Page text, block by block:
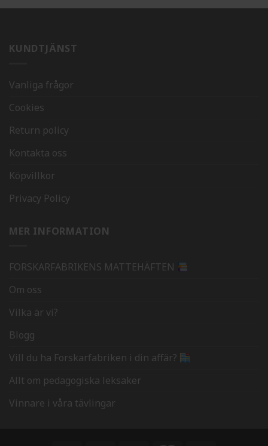
KUNDTJÄNST
Vanliga frågor
Cookies
Return policy
Kontakta oss
Köpvillkor
Privacy Policy
MER INFORMATION
FORSKARFABRIKENS MATTEHÄFTEN
Om oss
Vilka är vi?
Blogg
Vill du ha Forskarfabriken i din affär?
Allt om pedagogiska leksaker
Vinnare i våra tävlingar